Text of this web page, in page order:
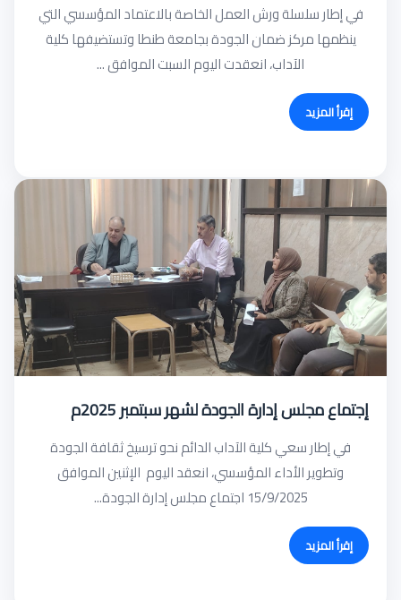
في إطار سلسلة ورش العمل الخاصة بالاعتماد المؤسسي التي
ينظمها مركز ضمان الجودة بجامعة طنطا وتستضيفها كلية
الآداب، انعقدت اليوم السبت الموافق ...
إقرأ المزيد
إجتماع مجلس إدارة الجودة لشهر سبتمبر 2025م
في إطار سعي كلية الآداب الدائم نحو ترسيخ ثقافة الجودة
وتطوير الأداء المؤسسي، انعقد اليوم الإثنين الموافق
15/9/2025 اجتماع مجلس إدارة الجودة...
إقرأ المزيد